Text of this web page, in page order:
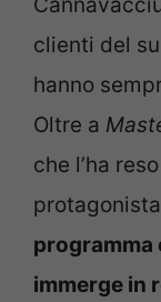
clienti del
hanno
Oltre a
che l’ha
programma
immerge in